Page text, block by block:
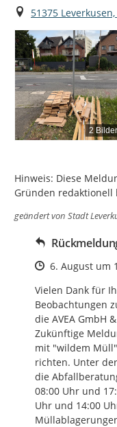
Ort
51375
2 Bilder
Hinweis: Diese
Gründen redaktionell
geändert von Stadt
Zeitpunkt des
6. August um
Vielen Dank für
Beobachtungen
die AVEA GmbH
Zukünftige
mit "wildem
richten. Unter
die
08:00 Uhr und
Uhr und 14:00